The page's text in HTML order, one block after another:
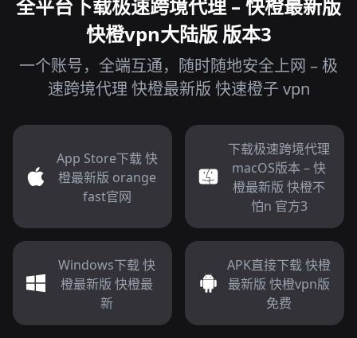
全平台下载极速跨境代理 – 快橙最新版
快橙vpn大陆版 版本3
一个账号，全端互通，随时随地安全上网 – 极
速跨境代理 快橙最新版 快速橙子 vpn
App Store下载 快
橙最新版 orange
fast官网
下载极速跨境代理
macOS版本 – 快
橙最新版 快橙不
怕n 官方3
Windows下载 快
橙最新版 快橙最
新
APK直接下载 快橙
最新版 快橙vpn版
免费